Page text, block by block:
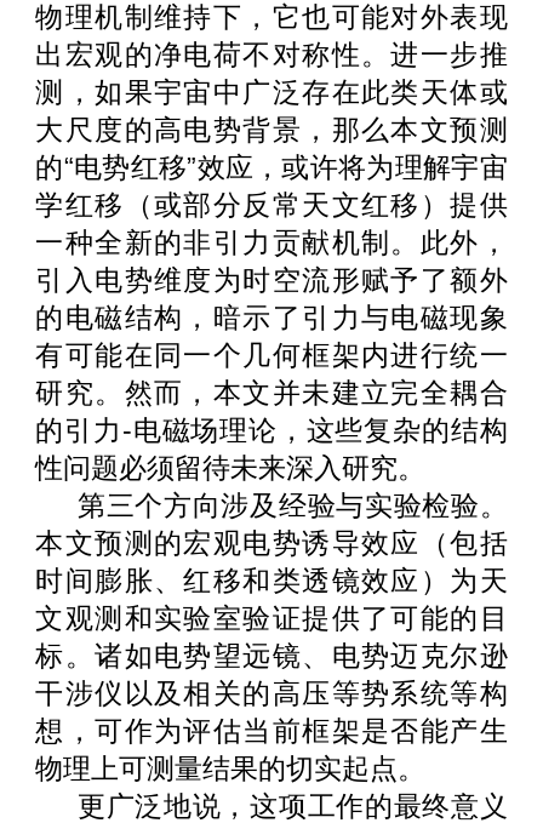
物理机制维持下，它也可能对外表现
出宏观的净电荷不对称性。进一步推
测，如果宇宙中广泛存在此类天体或
大尺度的高电势背景，那么本文预测
的“电势红移”效应，或许将为理解宇宙
学红移（或部分反常天文红移）提供
一种全新的非引力贡献机制。此外，
引入电势维度为时空流形赋予了额外
的电磁结构，暗示了引力与电磁现象
有可能在同一个几何框架内进行统一
研究。然而，本文并未建立完全耦合
的引力-电磁场理论，这些复杂的结构
性问题必须留待未来深入研究。
第三个方向涉及经验与实验检验。
本文预测的宏观电势诱导效应（包括
时间膨胀、红移和类透镜效应）为天
文观测和实验室验证提供了可能的目
标。诸如电势望远镜、电势迈克尔逊
干涉仪以及相关的高压等势系统等构
想，可作为评估当前框架是否能产生
物理上可测量结果的切实起点。
更广泛地说，这项工作的最终意义